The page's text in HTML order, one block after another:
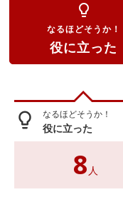
lightbulb_outline
なるほどそうか！
役に立った
lightbulb_outline なるほどそうか！
役に立った
8 人